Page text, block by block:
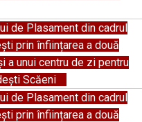
de Plasament din cadrul
prin înființarea a două
a unui centru de zi pentru
Scăeni
de Plasament din cadrul
prin înființarea a două